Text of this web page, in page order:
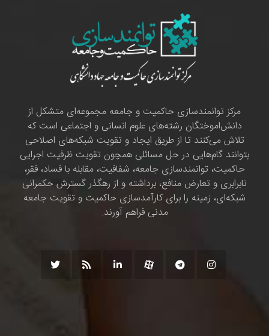
مرکز توانمندسازی حاکمیت و جامعه مجموعه‌ای متشکل از
دانش‌اموختگان رشته‌های علوم انسانی و اجتماعی است که
تلاش می‌کنند تا از طریق ایجاد و تقویت شبکه‌های اصلاحی
بتوانند گام‌هایی در حل مسائلی همچون تقویت ظرفیت اجرایی
حاکمیت، توانمندسازی جامعه، شفافیت، مقابله با فساد، فقر،
نابرابری و تعارض منافع، برداشته و از رهگذر گسترش حکمرانی
شبکه‌ای، زمینه را برای کارآمدسازی حاکمیت و تقویت جامعه
مدنی فراهم آورند.